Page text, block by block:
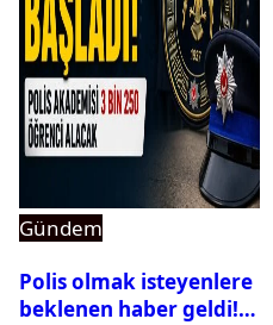
Gündem
Polis olmak isteyenlere
beklenen haber geldi!